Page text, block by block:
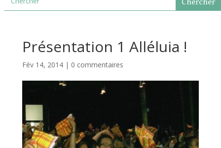
Présentation 1 Alléluia !
Fév 14, 2014| 0 commentaires